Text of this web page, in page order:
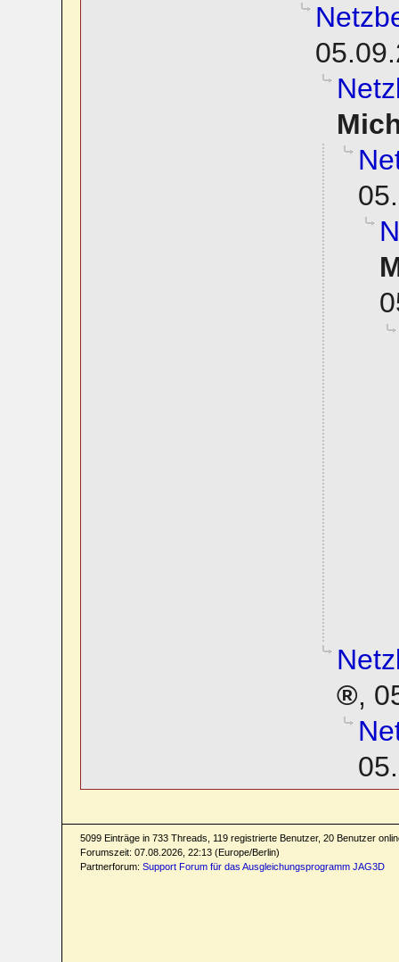
,
5099 Einträge in 733 Threads, 119 registrierte Benutzer, 20 Benutzer
Forumszeit: 07.08.2026, 22:13 (Europe/Berlin)
Partnerforum: Support Forum für das Ausgleichungsprogramm JAG3D